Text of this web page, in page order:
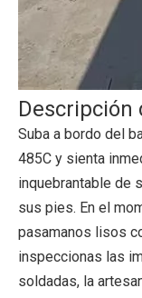
Descripción
Suba a bordo del
485C y sienta
inquebrantable de
sus pies. En el
pasamanos lisos
inspeccionas las
soldadas, la